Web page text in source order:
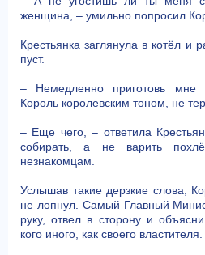
женщина, – умильно попросил
Крестьянка заглянула в котёл и
пуст.
– Немедленно приготовь мне
Король королевским тоном, не
– Еще чего, – ответила
собирать, а не варить
незнакомцам.
Услышав такие дерзкие слова,
не лопнул. Самый Главный
руку, отвел в сторону и
кого иного, как своего властителя.